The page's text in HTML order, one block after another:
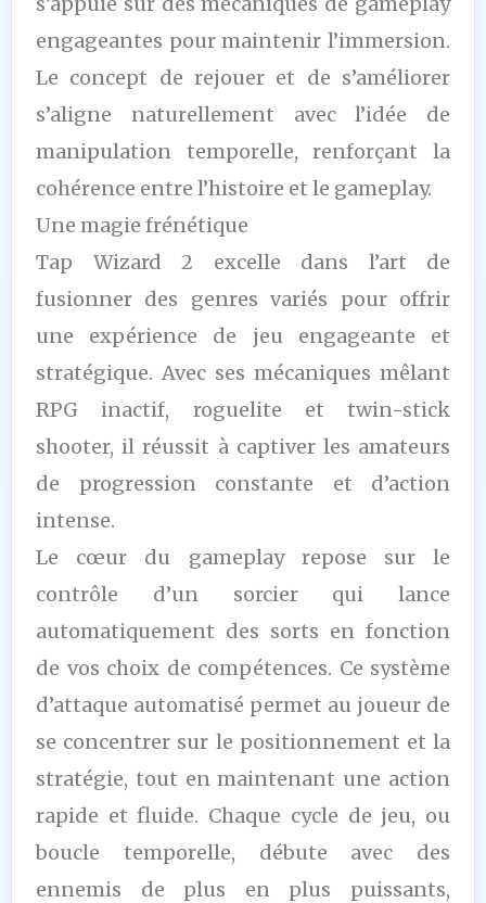
engageantes pour maintenir l’immersion.
Le concept de rejouer et de s’améliorer
s’aligne naturellement avec l’idée de
manipulation temporelle, renforçant la
cohérence entre l’histoire et le gameplay.
Une magie frénétique
Tap Wizard 2 excelle dans l’art de
fusionner des genres variés pour offrir
une expérience de jeu engageante et
stratégique. Avec ses mécaniques mêlant
RPG inactif, roguelite et twin-stick
shooter, il réussit à captiver les amateurs
de progression constante et d’action
intense.
Le cœur du gameplay repose sur le
contrôle d’un sorcier qui lance
automatiquement des sorts en fonction
de vos choix de compétences. Ce système
d’attaque automatisé permet au joueur de
se concentrer sur le positionnement et la
stratégie, tout en maintenant une action
rapide et fluide. Chaque cycle de jeu, ou
boucle temporelle, débute avec des
ennemis de plus en plus puissants,